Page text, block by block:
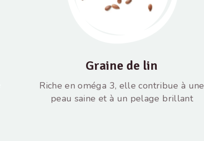
Graine de lin
Riche en oméga 3, elle contribue à une
peau saine et à un pelage brillant